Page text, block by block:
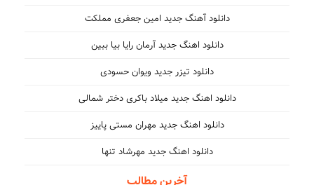
دانلود آهنگ جدید امین جعفری مملکت
دانلود اهنگ جدید آرمان رایا بیا ببین
دانلود تیزر جدید ویوان حسودی
دانلود اهنگ جدید میلاد باکری دختر شمالی
دانلود اهنگ جدید مهران مستی پاییز
دانلود اهنگ جدید مهرشاد تنها
آخرین مطالب